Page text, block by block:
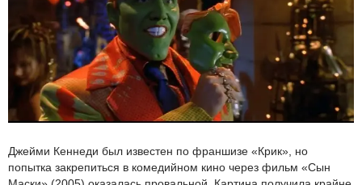
Джейми Кеннеди был известен по франшизе «Крик», но
попытка закрепиться в комедийном кино через фильм «Сын